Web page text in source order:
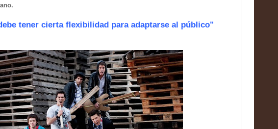
tener cierta flexibilidad para adaptarse al público"